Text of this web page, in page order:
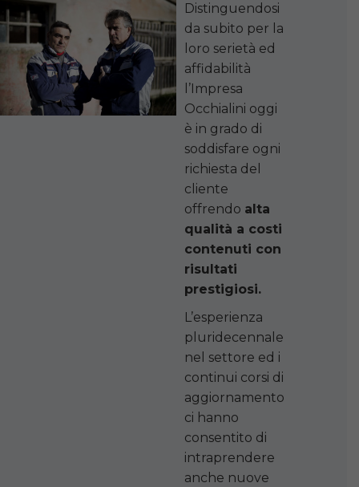
Distinguendosi
da subito per la
loro serietà ed
affidabilità
l’Impresa
Occhialini oggi
è in grado di
soddisfare ogni
richiesta del
cliente
offrendo alta
qualità a costi
contenuti con
risultati
prestigiosi.
L’esperienza
pluridecennale
nel settore ed i
continui corsi di
aggiornamento
ci hanno
consentito di
intraprendere
anche nuove